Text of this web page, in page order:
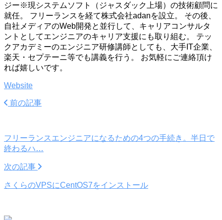
ジー※現システムソフト（ジャスダック上場）の技術顧問に
就任。 フリーランスを経て株式会社adanを設立。 その後、
自社メディアのWeb開発と並行して、キャリアコンサルタ
ントとしてエンジニアのキャリア支援にも取り組む。 テッ
クアカデミーのエンジニア研修講師としても、大手IT企業、
楽天・セプテーニ等でも講義を行う。 お気軽にご連絡頂け
れば嬉しいです。
Website
前の記事
フリーランスエンジニアになるための4つの手続き。半日で
終わるハ…
次の記事
さくらのVPSにCentOS7をインストール